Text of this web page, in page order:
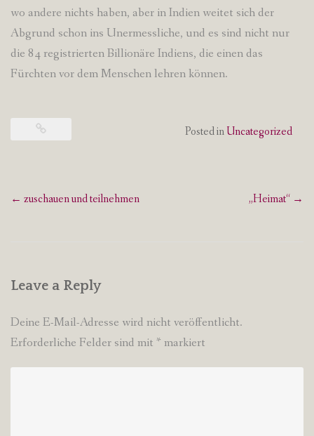
wo andere nichts haben, aber in Indien weitet sich der
Abgrund schon ins Unermessliche, und es sind nicht nur
die 84 registrierten Billionäre Indiens, die einen das
Fürchten vor dem Menschen lehren können.
Posted inUncategorized
Post
← zuschauen und teilnehmen „Heimat“ →
Leave a Reply
Deine E-Mail-Adresse wird nicht veröffentlicht.
Erforderliche Felder sind mit * markiert